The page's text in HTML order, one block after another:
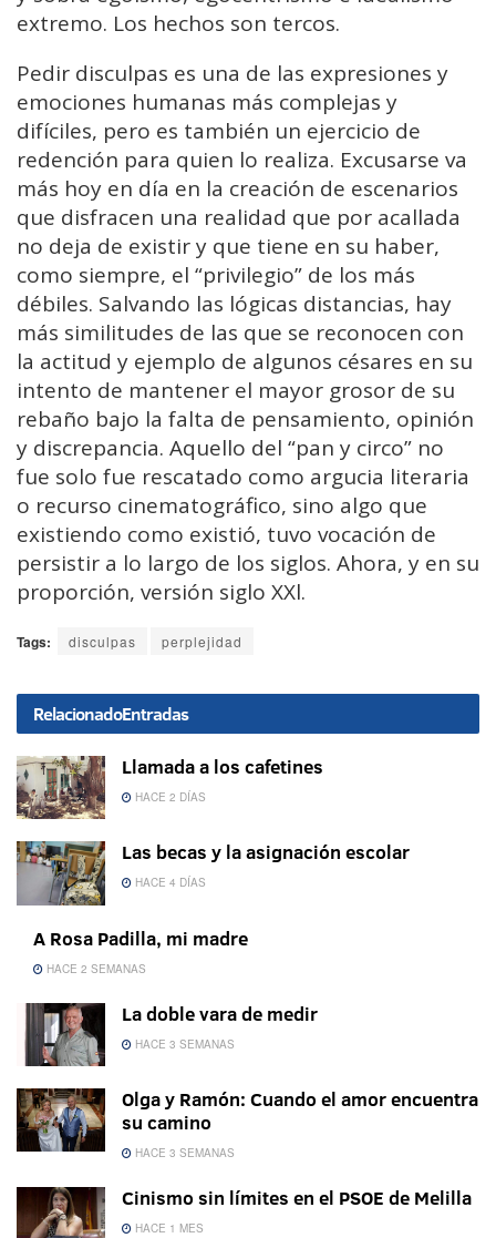
extremo. Los hechos son tercos.
Pedir disculpas es una de las expresiones y
emociones humanas más complejas y
difíciles, pero es también un ejercicio de
redención para quien lo realiza. Excusarse va
más hoy en día en la creación de escenarios
que disfracen una realidad que por acallada
no deja de existir y que tiene en su haber,
como siempre, el “privilegio” de los más
débiles. Salvando las lógicas distancias, hay
más similitudes de las que se reconocen con
la actitud y ejemplo de algunos césares en su
intento de mantener el mayor grosor de su
rebaño bajo la falta de pensamiento, opinión
y discrepancia. Aquello del “pan y circo” no
fue solo fue rescatado como argucia literaria
o recurso cinematográfico, sino algo que
existiendo como existió, tuvo vocación de
persistir a lo largo de los siglos. Ahora, y en su
proporción, versión siglo XXl.
Tags: disculpas perplejidad
RelacionadoEntradas
Llamada a los cafetines
HACE 2 DÍAS
Las becas y la asignación escolar
HACE 4 DÍAS
A Rosa Padilla, mi madre
HACE 2 SEMANAS
La doble vara de medir
HACE 3 SEMANAS
Olga y Ramón: Cuando el amor encuentra
su camino
HACE 3 SEMANAS
Cinismo sin límites en el PSOE de Melilla
HACE 1 MES